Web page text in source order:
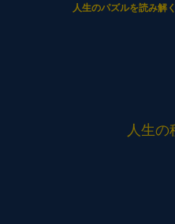
人生の
人生のパズルを読み解